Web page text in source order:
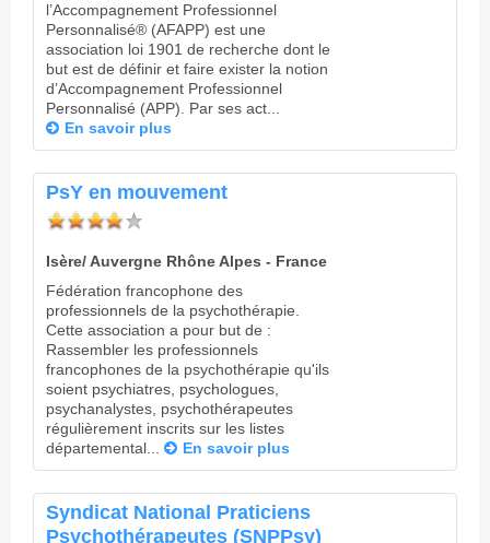
l’Accompagnement Professionnel
Personnalisé® (AFAPP) est une
association loi 1901 de recherche dont le
but est de définir et faire exister la notion
d’Accompagnement Professionnel
Personnalisé (APP). Par ses act...
En savoir plus
PsY en mouvement
Isère/ Auvergne Rhône Alpes - France
Fédération francophone des
professionnels de la psychothérapie.
Cette association a pour but de :
Rassembler les professionnels
francophones de la psychothérapie qu'ils
soient psychiatres, psychologues,
psychanalystes, psychothérapeutes
régulièrement inscrits sur les listes
départemental...
En savoir plus
Syndicat National Praticiens
Psychothérapeutes (SNPPsy)